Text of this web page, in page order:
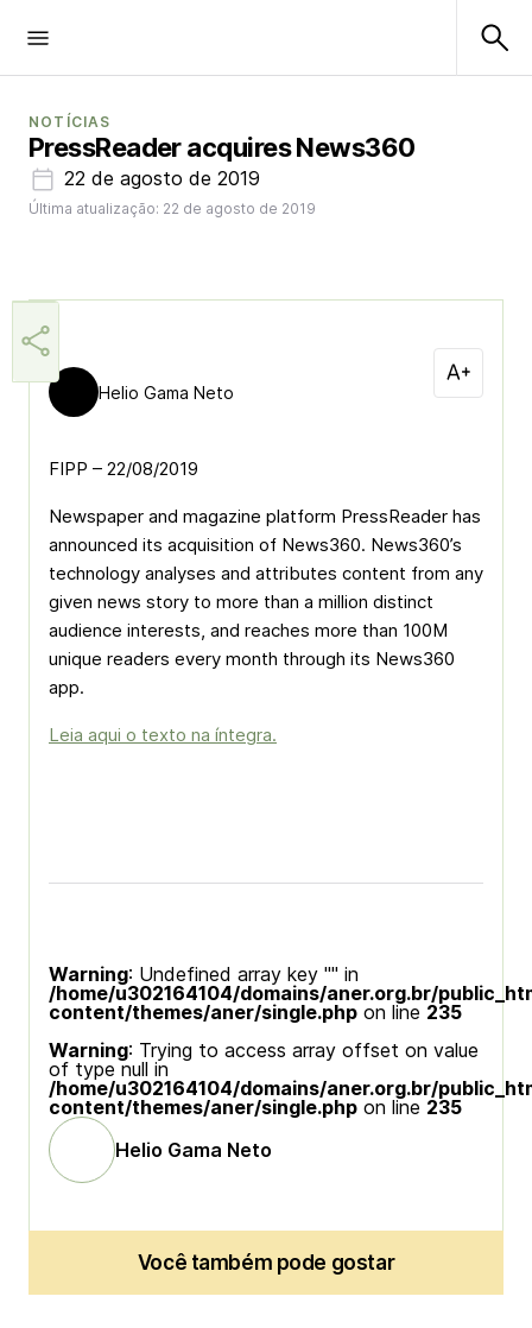
NOTÍCIAS
PressReader acquires News360
22 de agosto de 2019
Última atualização: 22 de agosto de 2019
Helio Gama Neto
FIPP – 22/08/2019
Newspaper and magazine platform PressReader has
announced its acquisition of News360. News360’s
technology analyses and attributes content from any
given news story to more than a million distinct
audience interests, and reaches more than 100M
unique readers every month through its News360
app.
Leia aqui o texto na íntegra.
Warning: Undefined array key "" in
/home/u302164104/domains/aner.org.br/
content/themes/aner/single.php on line 235
Warning: Trying to access array offset on value
of type null in
/home/u302164104/domains/aner.org.br/
content/themes/aner/single.php on line 235
Helio Gama Neto
Você também pode gostar